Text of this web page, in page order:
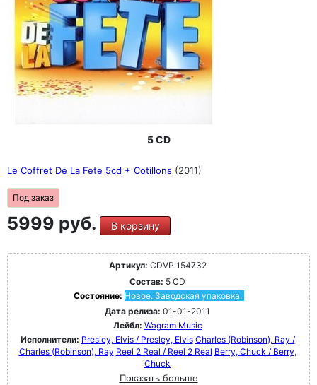
5 CD
Le Coffret De La Fete 5cd + Cotillons (2011)
Под заказ
5999 руб. В корзину
Артикул: CDVP 154732
Состав: 5 CD
Состояние: Новое. Заводская упаковка.
Дата релиза: 01-01-2011
Лейбл: Wagram Music
Исполнители: Presley, Elvis / Presley, Elvis Charles (Robinson), Ray /
Charles (Robinson), Ray Reel 2 Real / Reel 2 Real Berry, Chuck / Berry,
Chuck
Показать больше